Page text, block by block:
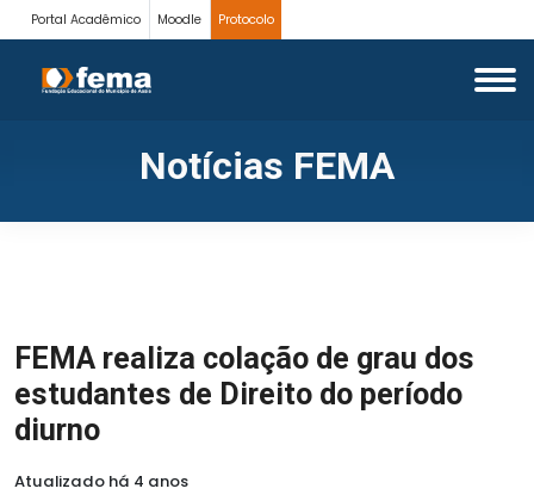
Portal Acadêmico Moodle Protocolo
Notícias FEMA
FEMA realiza colação de grau dos
estudantes de Direito do período
diurno
Atualizado há 4 anos